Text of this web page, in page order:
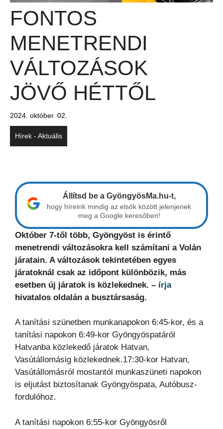
FONTOS
MENETRENDI
VÁLTOZÁSOK
JÖVŐ HÉTTŐL
2024. október. 02.
Hírek - Aktuális
Állítsd be a GyöngyösMa.hu-t,
hogy híreink mindig az elsők között jelenjenek
meg a Google keresőben!
Október 7-től több, Gyöngyöst is érintő
menetrendi változásokra kell számítani a Volán
járatain. A változások tekintetében egyes
járatoknál csak az időpont különbözik, más
esetben új járatok is közlekednek. – írja
hivatalos oldalán a busztársaság.
A tanítási szünetben munkanapokon 6:45-kor, és a
tanítási napokon 6:49-kor Gyöngyöspatáról
Hatvanba közlekedő járatok Hatvan,
Vasútállomásig közlekednek.17:30-kor Hatvan,
Vasútállomásról mostantól munkaszüneti napokon
is eljutást biztosítanak Gyöngyöspata, Autóbusz-
fordulóhoz.
A tanítási napokon 6:55-kor Gyöngyösről